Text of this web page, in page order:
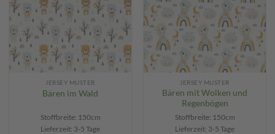
JERSEY MUSTER
Bären im Wald
Stoffbreite: 150cm
Lieferzeit: 3-5 Tage
JERSEY MUSTER
Bären mit Wolken und
Regenbögen
Stoffbreite: 150cm
Lieferzeit: 3-5 Tage